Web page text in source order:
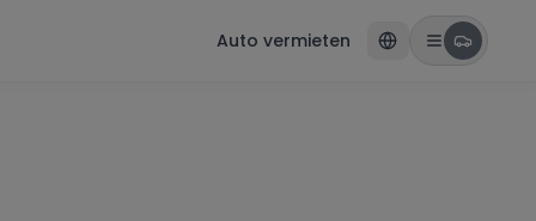
Auto vermieten